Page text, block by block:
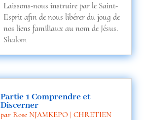
Laissons-nous instruire par le Saint-
Esprit afin de nous libérer du joug de
nos liens familiaux au nom de Jésus.
Shalom
Partie 1 Comprendre et
Discerner
par Rose NJAMKEPO | CHRETIEN